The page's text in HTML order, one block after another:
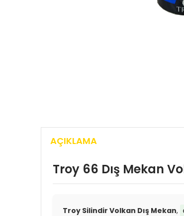
AÇIKLAMA
Troy 66 Dış Mekan
Troy Silindir Volkan Dış Mekan,